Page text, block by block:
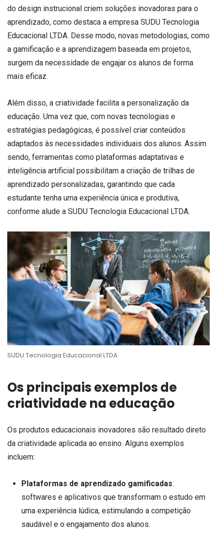
do design instrucional criem soluções inovadoras para o
aprendizado, como destaca a empresa SUDU Tecnologia
Educacional LTDA. Desse modo, novas metodologias, como
a gamificação e a aprendizagem baseada em projetos,
surgem da necessidade de engajar os alunos de forma
mais eficaz.
Além disso, a criatividade facilita a personalização da
educação. Uma vez que, com novas tecnologias e
estratégias pedagógicas, é possível criar conteúdos
adaptados às necessidades individuais dos alunos. Assim
sendo, ferramentas como plataformas adaptativas e
inteligência artificial possibilitam a criação de trilhas de
aprendizado personalizadas, garantindo que cada
estudante tenha uma experiência única e produtiva,
conforme alude a SUDU Tecnologia Educacional LTDA.
SUDU Tecnologia Educacional LTDA
Os principais exemplos de
criatividade na educação
Os produtos educacionais inovadores são resultado direto
da criatividade aplicada ao ensino. Alguns exemplos
incluem:
Plataformas de aprendizado gamificadas:
softwares e aplicativos que transformam o estudo em
uma experiência lúdica, estimulando a competição
saudável e o engajamento dos alunos.